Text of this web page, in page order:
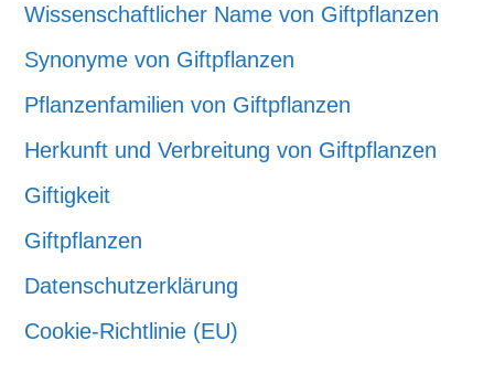
Wissenschaftlicher Name von Giftpflanzen
Synonyme von Giftpflanzen
Pflanzenfamilien von Giftpflanzen
Herkunft und Verbreitung von Giftpflanzen
Giftigkeit
Giftpflanzen
Datenschutzerklärung
Cookie-Richtlinie (EU)